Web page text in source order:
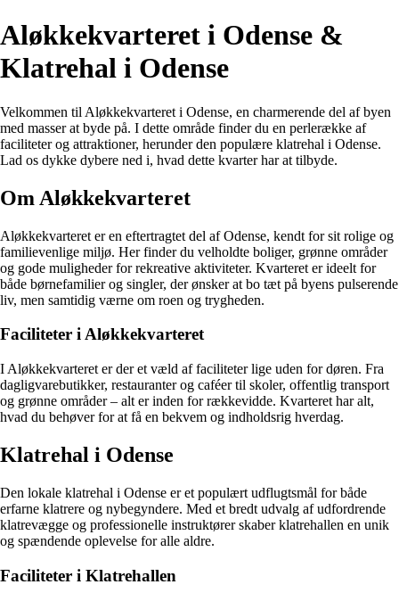
Aløkkekvarteret i Odense &
Klatrehal i Odense
Velkommen til Aløkkekvarteret i Odense, en charmerende del af byen
med masser at byde på. I dette område finder du en perlerække af
faciliteter og attraktioner, herunder den populære klatrehal i Odense.
Lad os dykke dybere ned i, hvad dette kvarter har at tilbyde.
Om Aløkkekvarteret
Aløkkekvarteret er en eftertragtet del af Odense, kendt for sit rolige og
familievenlige miljø. Her finder du velholdte boliger, grønne områder
og gode muligheder for rekreative aktiviteter. Kvarteret er ideelt for
både børnefamilier og singler, der ønsker at bo tæt på byens pulserende
liv, men samtidig værne om roen og trygheden.
Faciliteter i Aløkkekvarteret
I Aløkkekvarteret er der et væld af faciliteter lige uden for døren. Fra
dagligvarebutikker, restauranter og caféer til skoler, offentlig transport
og grønne områder – alt er inden for rækkevidde. Kvarteret har alt,
hvad du behøver for at få en bekvem og indholdsrig hverdag.
Klatrehal i Odense
Den lokale klatrehal i Odense er et populært udflugtsmål for både
erfarne klatrere og nybegyndere. Med et bredt udvalg af udfordrende
klatrevægge og professionelle instruktører skaber klatrehallen en unik
og spændende oplevelse for alle aldre.
Faciliteter i Klatrehallen